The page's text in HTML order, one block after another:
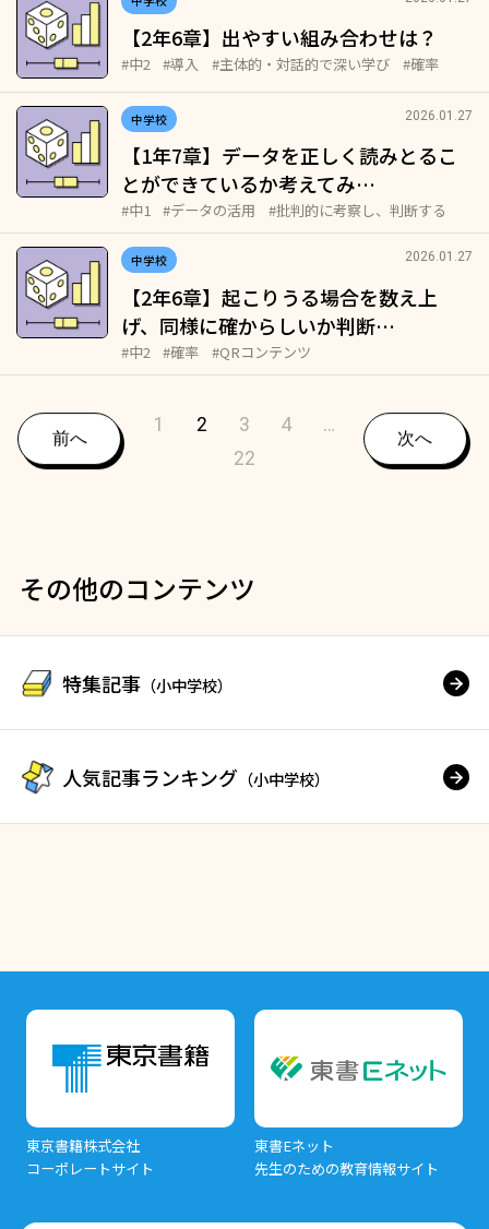
【2年6章】出やすい組み合わせは？
#中2 #導入 #主体的・対話的で深い学び #確率
中学校 2026.01.27
【1年7章】データを正しく読みとるこ
とができているか考えてみ…
#中1 #データの活用 #批判的に考察し、判断する
中学校 2026.01.27
【2年6章】起こりうる場合を数え上
げ、同様に確からしいか判断…
#中2 #確率 #QRコンテンツ
前へ
1 2 3 4
…
22
次へ
その他のコンテンツ
特集記事 （小中学校）
人気記事ランキング （小中学校）
東京書籍株式会社
コーポレートサイト
東書Eネット
先生のための教育情報サイト